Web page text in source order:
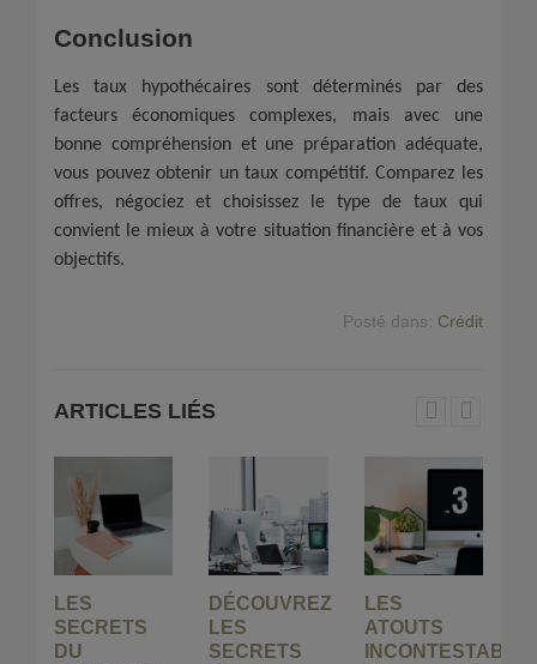
Conclusion
Les taux hypothécaires sont déterminés par des
facteurs économiques complexes, mais avec une
bonne compréhension et une préparation adéquate,
vous pouvez obtenir un taux compétitif. Comparez les
offres, négociez et choisissez le type de taux qui
convient le mieux à votre situation financière et à vos
objectifs.
Posté dans: Crédit
ARTICLES LIÉS
LES
SECRETS
DU
DÉCOUVREZ
LES
SECRETS
LES
ATOUTS